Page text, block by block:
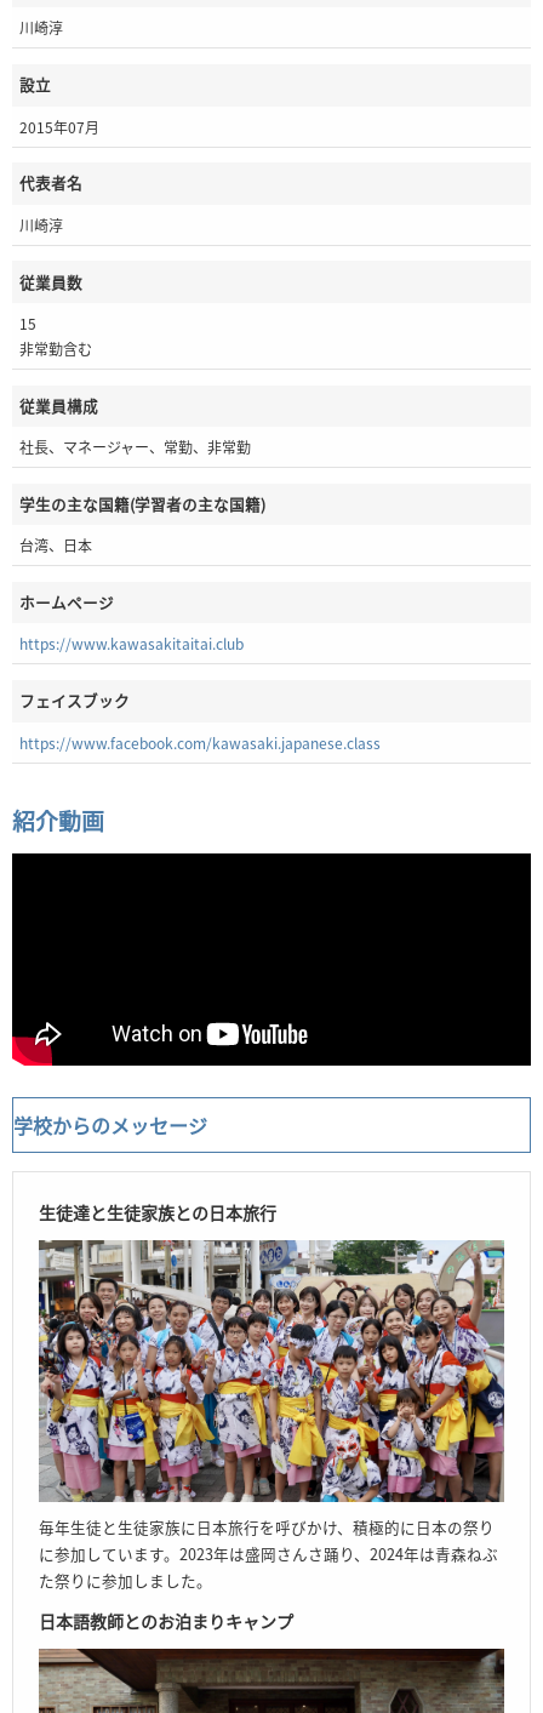
川崎淳
設立
2015年07月
代表者名
川崎淳
従業員数
15
非常勤含む
従業員構成
社長、マネージャー、常勤、非常勤
学生の主な国籍(学習者の主な国籍)
台湾、日本
ホームページ
https://www.kawasakitaitai.club
フェイスブック
https://www.facebook.com/kawasaki.japanese.class
紹介動画
学校からのメッセージ
生徒達と生徒家族との日本旅行
毎年生徒と生徒家族に日本旅行を呼びかけ、積極的に日本の祭り
に参加しています。2023年は盛岡さんさ踊り、2024年は青森ねぶ
た祭りに参加しました。
日本語教師とのお泊まりキャンプ